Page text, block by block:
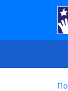
Почетна
Уџбеници